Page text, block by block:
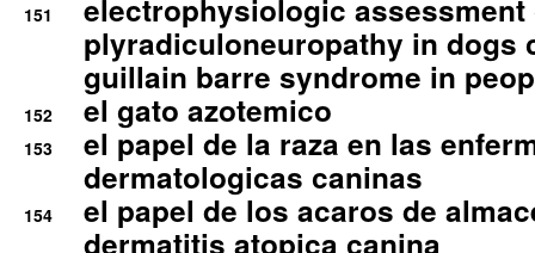
151
electrophysiologic assessment
plyradiculoneuropathy in dogs
guillain barre syndrome in
152 el gato azotemico
153
el papel de la raza en las
dermatologicas caninas
154
el papel de los acaros de
dermatitis atopica canina